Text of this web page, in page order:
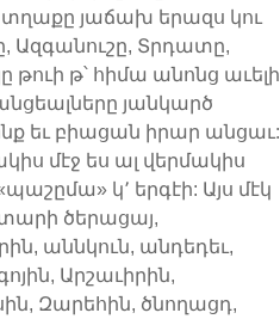
տղաքը յաճախ երազս կու
Ազգանուշը, Տրդատը,
թուի թ՝ հիմա անոնց աւելի
յանկարծ
եւ բիացան իրար անցաւ:
մէջ ես ալ վերմակիս
կ՚ երգէի: Այս մէկ
տարի ծերացայ,
աննկուն, անդեդեւ,
Արշաւիրին,
Զարեհին, ծնողացդ,